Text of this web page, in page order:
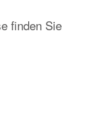
finden Sie